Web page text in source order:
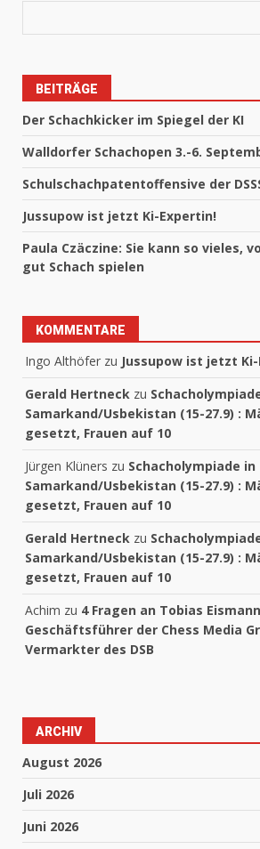
BEITRÄGE
Der Schachkicker im Spiegel der KI
Walldorfer Schachopen 3.-6.
Schulschachpatentoffensive der
Jussupow ist jetzt Ki-Expertin!
Paula Czäczine: Sie kann so vieles,
gut Schach spielen
KOMMENTARE
Ingo Althöfer zu Jussupow ist jetzt
Gerald Hertneck zu
Samarkand/Usbekistan (15-27.9) :
gesetzt, Frauen auf 10
Jürgen Klüners zu Schacholympiade in
Samarkand/Usbekistan (15-27.9) :
gesetzt, Frauen auf 10
Gerald Hertneck zu
Samarkand/Usbekistan (15-27.9) :
gesetzt, Frauen auf 10
Achim zu 4 Fragen an Tobias
Geschäftsführer der Chess Media
Vermarkter des DSB
ARCHIV
August 2026
Juli 2026
Juni 2026